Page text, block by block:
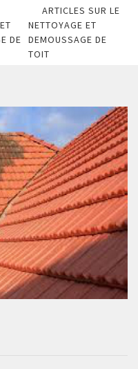
DE
ARTICLES SUR LE
NETTOYAGE ET
DEMOUSSAGE DE
TOIT